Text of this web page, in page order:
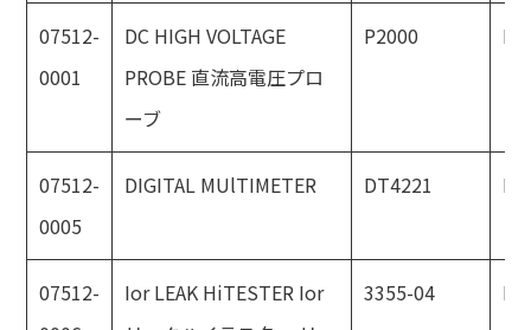
07512-
0001
DC HIGH VOLTAGE
PROBE 直流高電圧プロ
ーブ
P2000
07512-
0005
DIGITAL MUlTIMETER DT4221
07512-
Ior LEAK HiTESTER Ior
3355-04